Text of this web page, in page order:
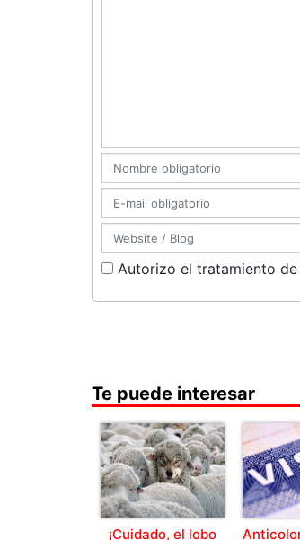
Autorizo el tratamiento
Te puede interesar
¡Cuidado, el lobo